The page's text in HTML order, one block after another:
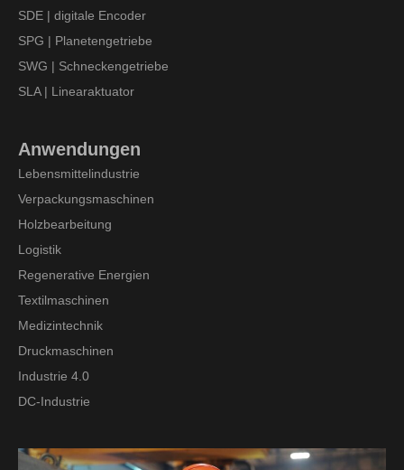
SDE | digitale Encoder
SPG | Planetengetriebe
SWG | Schneckengetriebe
SLA | Linearaktuator
Anwendungen
Lebensmittelindustrie
Verpackungsmaschinen
Holzbearbeitung
Logistik
Regenerative Energien
Textilmaschinen
Medizintechnik
Druckmaschinen
Industrie 4.0
DC-Industrie